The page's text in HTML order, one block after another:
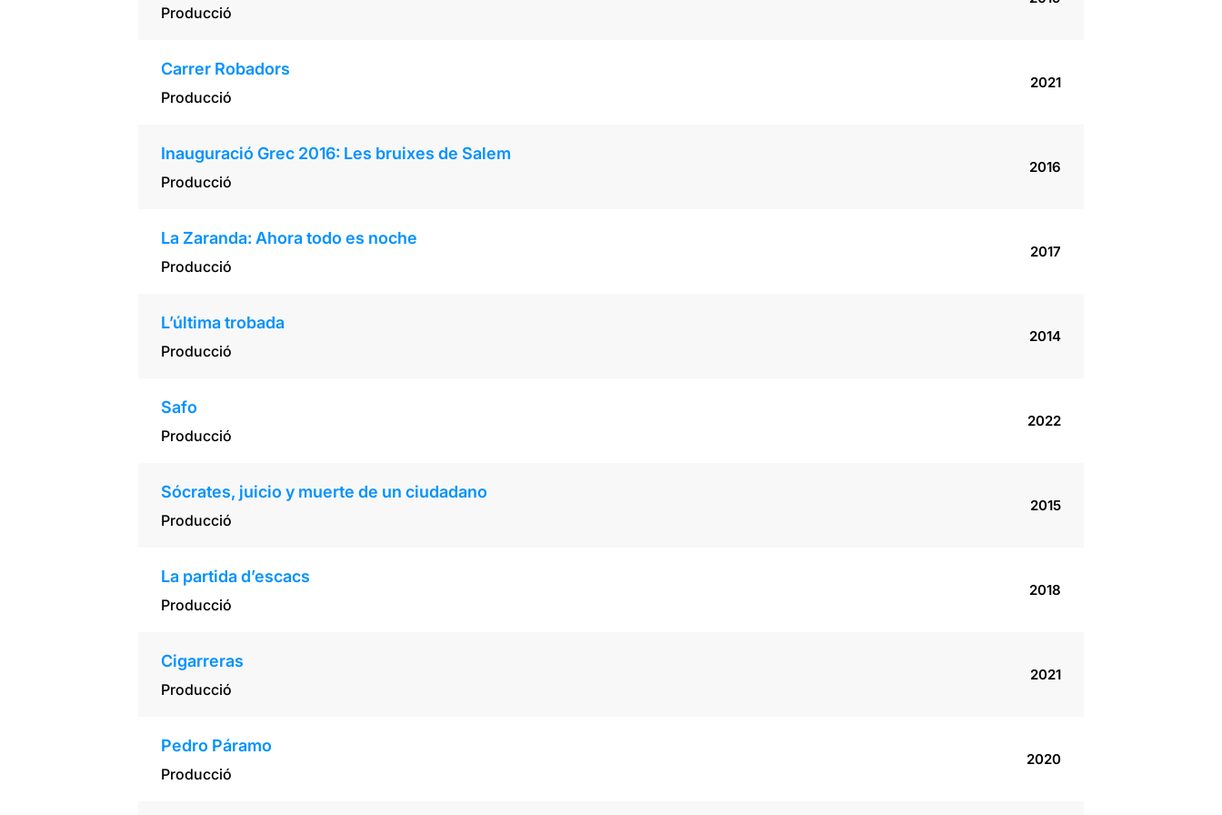
Producció
Carrer Robadors
Producció
2021
Inauguració Grec 2016: Les bruixes de Salem
Producció
2016
La Zaranda: Ahora todo es noche
Producció
2017
L’última trobada
Producció
2014
Safo
Producció
2022
Sócrates, juicio y muerte de un ciudadano
Producció
2015
La partida d’escacs
Producció
2018
Cigarreras
Producció
2021
Pedro Páramo
Producció
2020